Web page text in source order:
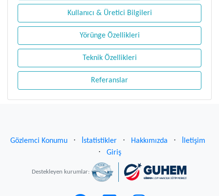
Kullanıcı & Üretici Bilgileri
Yörünge Özellikleri
Teknik Özellikleri
Referanslar
Gözlemci Konumu ⋅ İstatistikler ⋅ Hakkımızda ⋅
İletişim
⋅
Giriş
Destekleyen kurumlar: